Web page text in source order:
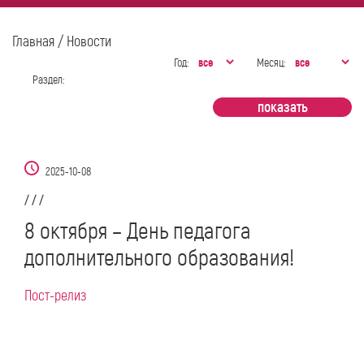
Главная/ Новости
Год:
Месяц:
Раздел:
2025-10-08
/ / /
8 октября – День педагога
дополнительного образования!
Пост-релиз